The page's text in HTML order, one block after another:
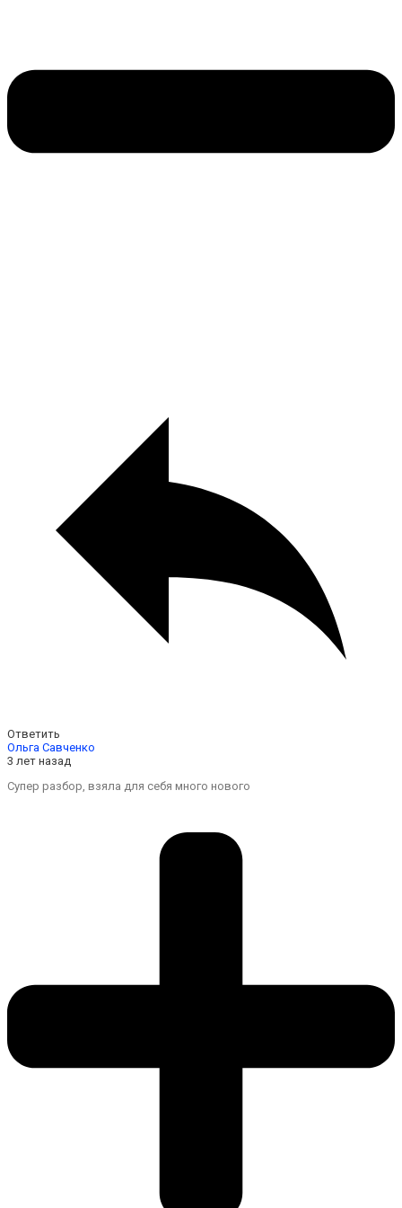
Ответить
Ольга Савченко
3 лет назад
Супер разбор, взяла для себя много нового